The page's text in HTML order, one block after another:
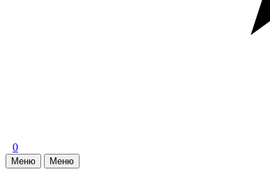
0
Меню Меню